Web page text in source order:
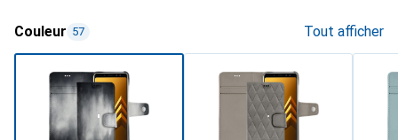
Couleur 57 Tout afficher